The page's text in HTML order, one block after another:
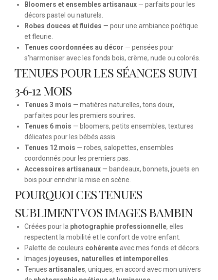
Bloomers et ensembles artisanaux — parfaits pour les
décors pastel ou naturels.
Robes douces et fluides — pour une ambiance poétique
et fleurie.
Tenues coordonnées au décor — pensées pour
s’harmoniser avec les fonds bois, crème, nude ou colorés.
TENUES POUR LES SÉANCES SUIVI
3‑6‑12 MOIS
Tenues 3 mois — matières naturelles, tons doux,
parfaites pour les premiers sourires.
Tenues 6 mois — bloomers, petits ensembles, textures
délicates pour les bébés assis.
Tenues 12 mois — robes, salopettes, ensembles
coordonnés pour les premiers pas.
Accessoires artisanaux — bandeaux, bonnets, jouets en
bois pour enrichir la mise en scène.
POURQUOI CES TENUES
SUBLIMENT VOS IMAGES BAMBIN
Créées pour la photographie professionnelle, elles
respectent la mobilité et le confort de votre enfant.
Palette de couleurs cohérenteavec mes fonds et décors.
Images joyeuses, naturelles et intemporelles
Tenues artisanales, uniques, en accord avec mon univers